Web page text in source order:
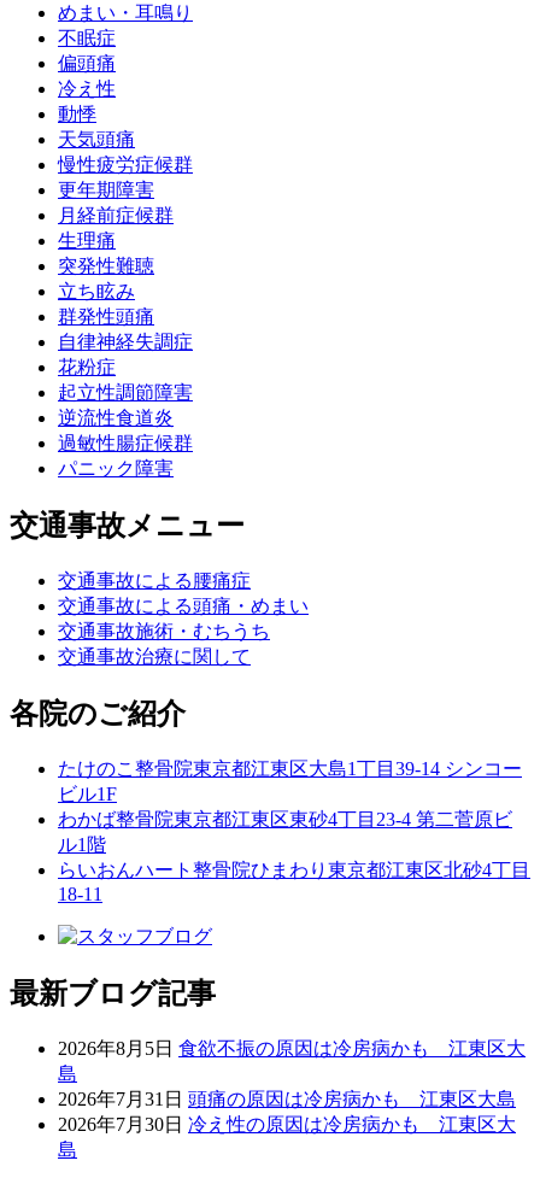
めまい・耳鳴り
不眠症
偏頭痛
冷え性
動悸
天気頭痛
慢性疲労症候群
更年期障害
月経前症候群
生理痛
突発性難聴
立ち眩み
群発性頭痛
自律神経失調症
花粉症
起立性調節障害
逆流性食道炎
過敏性腸症候群
パニック障害
交通事故メニュー
交通事故による腰痛症
交通事故による頭痛・めまい
交通事故施術・むちうち
交通事故治療に関して
各院のご紹介
たけのこ整骨院東京都江東区大島1丁目39-14 シンコー
ビル1F
わかば整骨院東京都江東区東砂4丁目23-4 第二菅原ビ
ル1階
らいおんハート整骨院ひまわり 東京都江東区北砂4丁目
18-11
最新ブログ記事
2026年8月5日 食欲不振の原因は冷房病かも 江東区大
島
2026年7月31日 頭痛の原因は冷房病かも 江東区大島
2026年7月30日 冷え性の原因は冷房病かも 江東区大
島